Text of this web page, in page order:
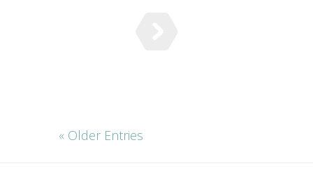
« Older Entries